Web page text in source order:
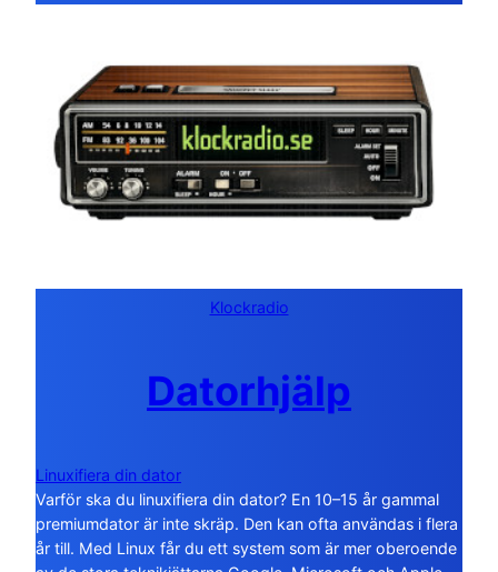
Klockradio
Datorhjälp
Linuxifiera din dator
Varför ska du linuxifiera din dator? En 10–15 år gammal
premiumdator är inte skräp. Den kan ofta användas i flera
år till. Med Linux får du ett system som är mer oberoende